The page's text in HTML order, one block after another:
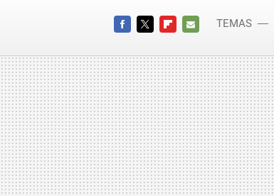
MAIL
TEMAS